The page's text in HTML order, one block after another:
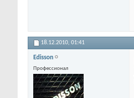
18.12.2010, 01:41
Edisson
Профессионал